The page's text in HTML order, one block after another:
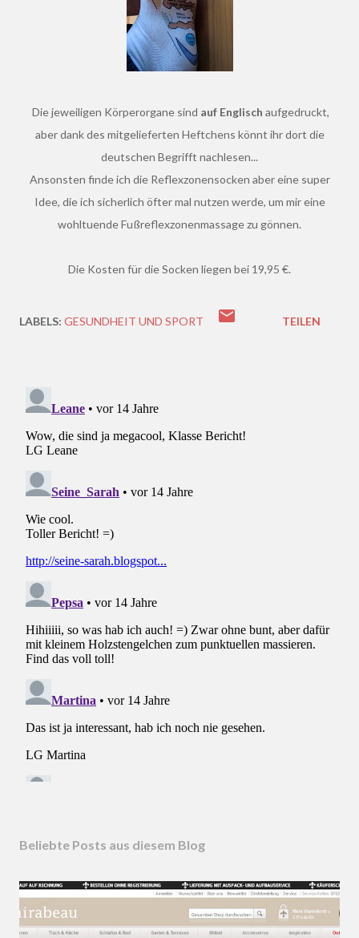
Die jeweiligen Körperorgane sind auf Englisch aufgedruckt,
aber dank des mitgelieferten Heftchens könnt ihr dort die
deutschen Begrifft nachlesen...
Ansonsten finde ich die Reflexzonensocken aber eine super
Idee, die ich sicherlich öfter mal nutzen werde, um mir eine
wohltuendeFußreflexzonenmassage zu gönnen.
Die Kosten für die Socken liegen bei 19,95 €.
LABELS: GESUNDHEIT UND SPORT TEILEN
Beliebte Posts aus diesem Blog